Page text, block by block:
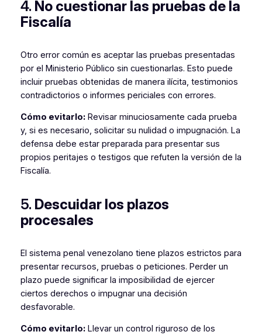
4. No cuestionar las pruebas de la
Fiscalía
Otro error común es aceptar las pruebas presentadas
por el Ministerio Público sin cuestionarlas. Esto puede
incluir pruebas obtenidas de manera ilícita, testimonios
contradictorios o informes periciales con errores.
Cómo evitarlo:Revisar minuciosamente cada prueba
y, si es necesario, solicitar su nulidad o impugnación. La
defensa debe estar preparada para presentar sus
propios peritajes o testigos que refuten la versión de la
Fiscalía.
5. Descuidar los plazos
procesales
El sistema penal venezolano tiene plazos estrictos para
presentar recursos, pruebas o peticiones. Perder un
plazo puede significar la imposibilidad de ejercer
ciertos derechos o impugnar una decisión
desfavorable.
Cómo evitarlo:Llevar un control riguroso de los